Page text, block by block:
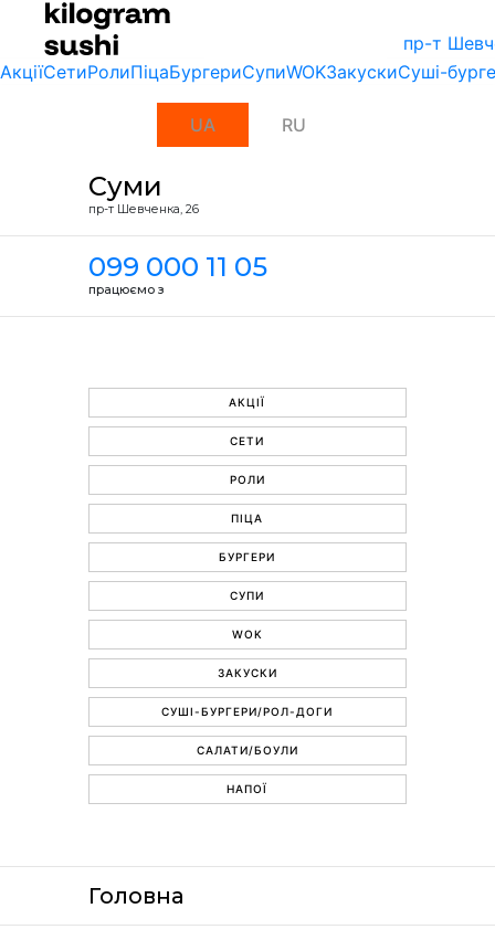
пр-т
АкціїСетиРолиПіцаБургериСупиWOKЗакускиСуші-
UA RU
Суми
пр-т Шевченка, 26
099 000 11 05
працюємо з
АКЦІЇ
СЕТИ
РОЛИ
ПІЦА
БУРГЕРИ
СУПИ
WOK
ЗАКУСКИ
СУШІ-БУРГЕРИ/РОЛ-ДОГИ
САЛАТИ/БОУЛИ
НАПОЇ
Головна